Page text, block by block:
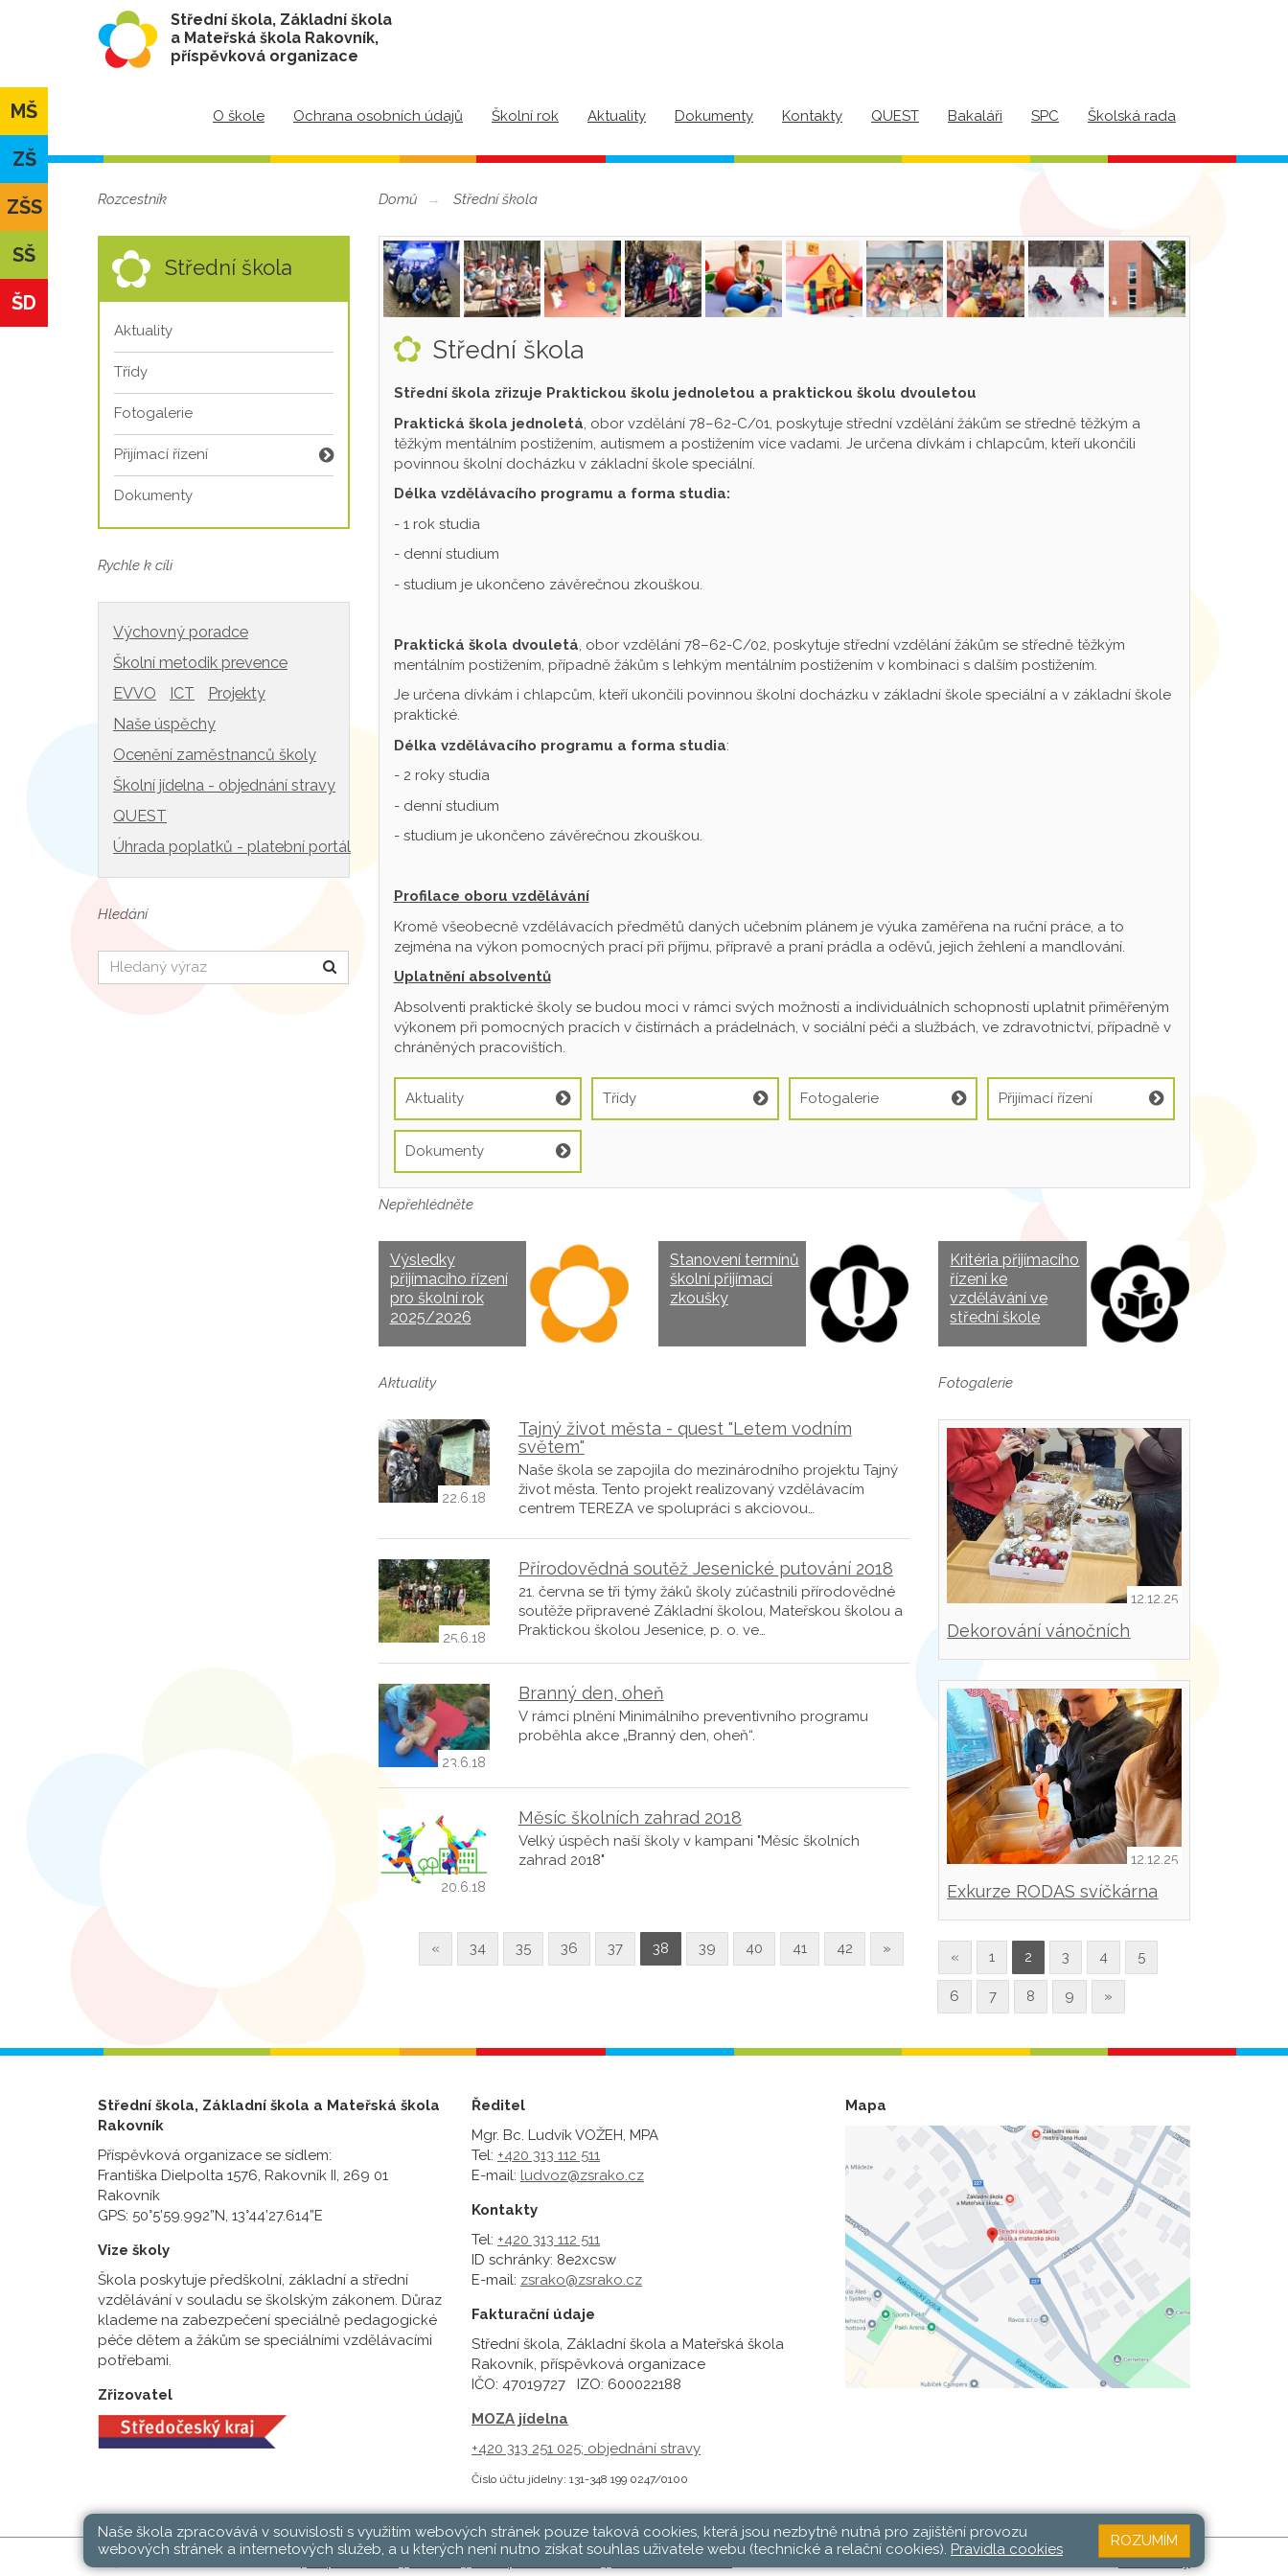
Střední škola, Základní škola
a Mateřská škola Rakovník,
příspěvková organizace
O škole Ochrana osobních údajů Školní rok Aktuality Dokumenty Kontakty QUEST Bakaláři SPC Školská rada
MŠ
ZŠ
ZŠS
SŠ
ŠD
Rozcestník
Střední škola
Aktuality
Třídy
Fotogalerie
Přijímací řízení
Dokumenty
Rychle k cíli
Výchovný poradce
Školní metodik prevence
EVVO
ICT
Projekty
Naše úspěchy
Ocenění zaměstnanců školy
Školní jídelna - objednání stravy
QUEST
Úhrada poplatků - platební portál
Hledání
Hledat
Domů Střední škola
Střední škola
Střední škola zřizuje Praktickou školu jednoletou a praktickou školu dvouletou
Praktická škola jednoletá, obor vzdělání 78–62-C/01, poskytuje střední vzdělání žákům se středně těžkým a
těžkým mentálním postižením, autismem a postižením více vadami. Je určena dívkám i chlapcům, kteří ukončili
povinnou školní docházku v základní škole speciální.
Délka vzdělávacího programu a forma studia:
- 1 rok studia
- denní studium
- studium je ukončeno závěrečnou zkouškou.
Praktická škola dvouletá, obor vzdělání 78–62-C/02, poskytuje střední vzdělání žákům se středně těžkým
mentálním postižením, případně žákům s lehkým mentálním postižením v kombinaci s dalším postižením.
Je určena dívkám i chlapcům, kteří ukončili povinnou školní docházku v základní škole speciální a v základní škole
praktické.
Délka vzdělávacího programu a forma studia:
- 2 roky studia
- denní studium
- studium je ukončeno závěrečnou zkouškou.
Profilace oboru vzdělávání
Kromě všeobecně vzdělávacích předmětů daných učebním plánem je výuka zaměřena na ruční práce, a to
zejména na výkon pomocných prací při příjmu, přípravě a praní prádla a oděvů, jejich žehlení a mandlování.
Uplatnění absolventů
Absolventi praktické školy se budou moci v rámci svých možností a individuálních schopností uplatnit přiměřeným
výkonem při pomocných pracích v čistírnách a prádelnách, v sociální péči a službách, ve zdravotnictví, případně v
chráněných pracovištích.
Aktuality Třídy Fotogalerie Přijímací řízení
Dokumenty
Nepřehlédněte
Výsledky
přijímacího řízení
pro školní rok
2025/2026
Stanovení termínů
školní přijímací
zkoušky
Kritéria přijímacího
řízení ke
vzdělávání ve
střední škole
Aktuality
22.6.18
Tajný život města - quest "Letem vodním
světem"
Naše škola se zapojila do mezinárodního projektu Tajný
život města. Tento projekt realizovaný vzdělávacím
centrem TEREZA ve spolupráci s akciovou…
25.6.18
Přírodovědná soutěž Jesenické putování 2018
21. června se tři týmy žáků školy zúčastnili přírodovědné
soutěže připravené Základní školou, Mateřskou školou a
Praktickou školou Jesenice, p. o. ve…
23.6.18
Branný den, oheň
V rámci plnění Minimálního preventivního programu
proběhla akce „Branný den, oheň“.
20.6.18
Měsíc školních zahrad 2018
Velký úspěch naší školy v kampani "Měsíc školních
zahrad 2018"
« 34 35 36 37 38 39 40 41 42 »
Fotogalerie
12.12.25
Dekorování vánočních
12.12.25
Exkurze RODAS svíčkárna
« 1 2 3 4 5
6 7 8 9 »
Střední škola, Základní škola a Mateřská škola
Rakovník
Příspěvková organizace se sídlem:
Františka Dielpolta 1576, Rakovník II, 269 01
Rakovník
GPS: 50°5’59.992”N, 13°44’27.614”E
Vize školy
Škola poskytuje předškolní, základní a střední
vzdělávání v souladu se školským zákonem. Důraz
klademe na zabezpečení speciálně pedagogické
péče dětem a žákům se speciálními vzdělávacími
potřebami.
Zřizovatel
Ředitel
Mgr. Bc. Ludvík VOŽEH, MPA
Tel: +420 313 112 511
E-mail: ludvoz@zsrako.cz
Kontakty
Tel: +420 313 112 511
ID schránky: 8e2xcsw
E-mail: zsrako@zsrako.cz
Fakturační údaje
Střední škola, Základní škola a Mateřská škola
Rakovník, příspěvková organizace
IČO: 47019727 IZO: 600022188
MOZA jídelna
+420 313 251 025; objednání stravy
Číslo účtu jídelny: 131-348 199 0247/0100
Mapa
SŠ, ZŠ a MŠ Rakovník © 2026 | Mapa stránek Přihlásit Web školy
Naše škola zpracovává v souvislosti s využitím webových stránek pouze taková cookies, která jsou nezbytně nutná pro zajištění provozu
webových stránek a internetových služeb, a u kterých není nutno získat souhlas uživatele webu (technické a relační cookies). Pravidla cookies
ROZUMÍM